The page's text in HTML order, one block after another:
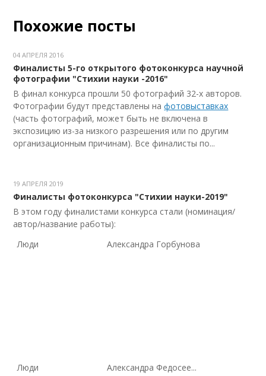
Похожие посты
04 АПРЕЛЯ 2016
Финалисты 5-го открытого фотоконкурса научной
фотографии "Стихии науки -2016"
В финал конкурса прошли 50 фотографий 32-х авторов.
Фотографии будут представлены нафотовыставках
(часть фотографий, может быть не включена в
экспозицию из-за низкого разрешения или по другим
организационным причинам). Все финалисты по...
19 АПРЕЛЯ 2019
Финалисты фотоконкурса "Стихии науки-2019"
В этом году финалистами конкурса стали (номинация/
автор/название работы):
Люди
Александра Горбунова
Люди Александра Федосее...